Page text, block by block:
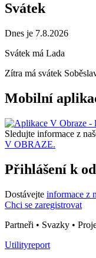
Svátek
Dnes je 7.8.2026
Svátek má Lada
Zítra má svátek
Mobilní
Sledujte informace z
V OBRAZE.
Přihlášení k
Dostávejte informace z
Chci se zaregistrovat
Partneři • Svazky •
Utilityreport